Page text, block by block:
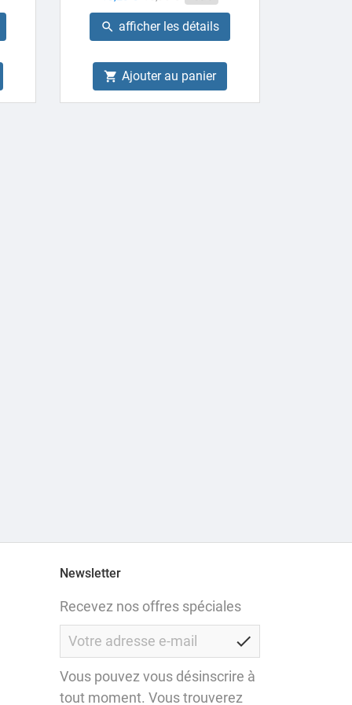
de
base
 afficher les détails
 Ajouter au panier
Newsletter
Recevez nos offres spéciales
check
Vous pouvez vous désinscrire à
tout moment. Vous trouverez